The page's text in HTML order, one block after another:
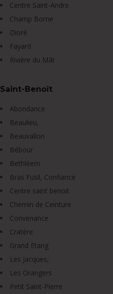
Centre Saint-Andre
Champ Borne
Dioré
Fayard
Rivière du Mât
Saint-Benoît
Abondance
Beaulieu,
Beauvallon
Bébour
Bethléem
Bras Fusil, Confiance
Centre saint benoit
Chemin de Ceinture
Convenance
Cratère
Grand Etang
Les Jacques,
Les Orangers
Petit Saint-Pierre